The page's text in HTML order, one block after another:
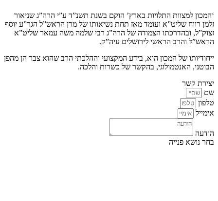
‘המכון למצוות התלויות בארץ’ הוקם בשנת תשנ”ד ע”י הרה”ג שניאור
זלמן רווח שליט”א ועומד מאז תחת נשיאותו של מרן הראש”ל הגר”ע יוסף
זצוק”ל, ובהדרכתו הצמודה של הרה”ג רבי שלמה משה עמאר שליט”א
הראש”ל והרב הראשי לירושלים עיה”ק.
ייחודיותו של המכון הוא, בידע המקצועי וההלכתי הרב שהוא צבר הן מהפן
הבוטני, האנטמולוגי, בהקשר של כשרות והלכה.
יצירת קשר
שם
טלפון
אימייל
הודעה
בחר נושא פנייה